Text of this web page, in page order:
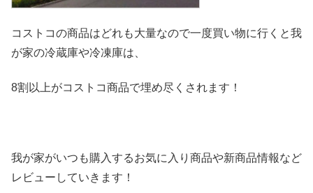
コストコの商品はどれも大量なので一度買い物に行くと我
が家の冷蔵庫や冷凍庫は、
8割以上がコストコ商品で埋め尽くされます！
我が家がいつも購入するお気に入り商品や新商品情報など
レビ ューしていきます！